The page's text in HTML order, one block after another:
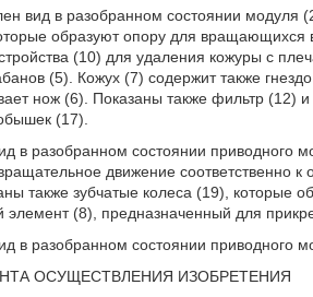
вид в разобранном состоянии
образуют опору для
(10) для удаления кожуры с
(5). Кожух (7) содержит также
нож (6). Показаны также фильтр (12)
(17).
в разобранном состоянии
движение соответственно
также зубчатые колеса (19), которые
элемент (8), предназначенный для
в разобранном состоянии
ОСУЩЕСТВЛЕНИЯ ИЗОБРЕТЕНИЯ